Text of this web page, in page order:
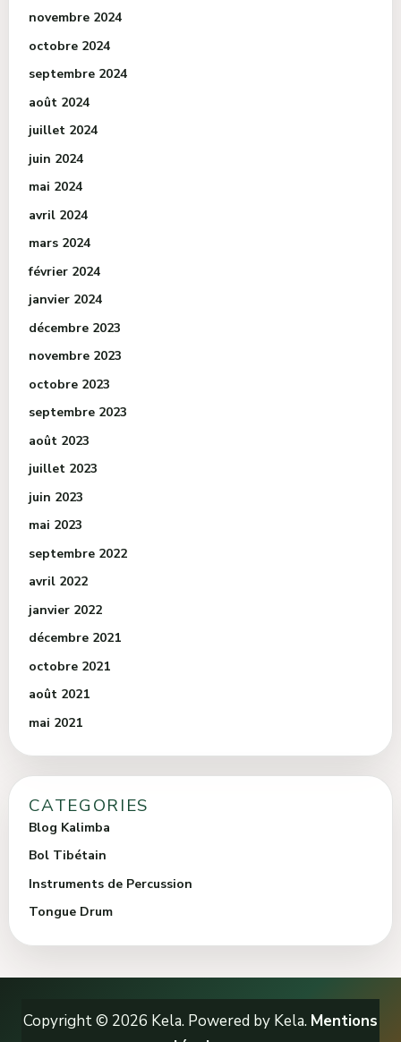
novembre 2024
octobre 2024
septembre 2024
août 2024
juillet 2024
juin 2024
mai 2024
avril 2024
mars 2024
février 2024
janvier 2024
décembre 2023
novembre 2023
octobre 2023
septembre 2023
août 2023
juillet 2023
juin 2023
mai 2023
septembre 2022
avril 2022
janvier 2022
décembre 2021
octobre 2021
août 2021
mai 2021
CATEGORIES
Blog Kalimba
Bol Tibétain
Instruments de Percussion
Tongue Drum
Copyright © 2026 Kela. Powered by Kela. Mentions